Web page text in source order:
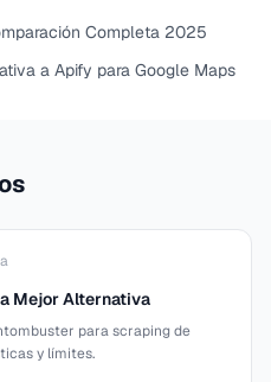
Completa 2025
a Apify para Google Maps
Mejor Alternativa
para scraping de
y límites.